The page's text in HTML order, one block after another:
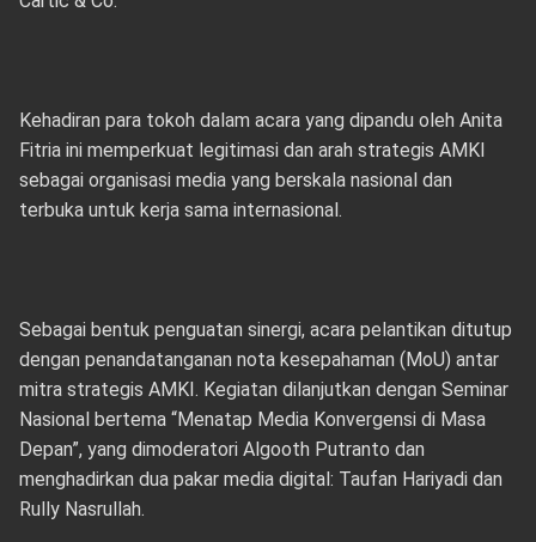
Kehadiran para tokoh dalam acara yang dipandu oleh Anita
Fitria ini memperkuat legitimasi dan arah strategis AMKI
sebagai organisasi media yang berskala nasional dan
terbuka untuk kerja sama internasional.
Sebagai bentuk penguatan sinergi, acara pelantikan ditutup
dengan penandatanganan nota kesepahaman (MoU) antar
mitra strategis AMKI. Kegiatan dilanjutkan dengan Seminar
Nasional bertema “Menatap Media Konvergensi di Masa
Depan”, yang dimoderatori Algooth Putranto dan
menghadirkan dua pakar media digital: Taufan Hariyadi dan
Rully Nasrullah.